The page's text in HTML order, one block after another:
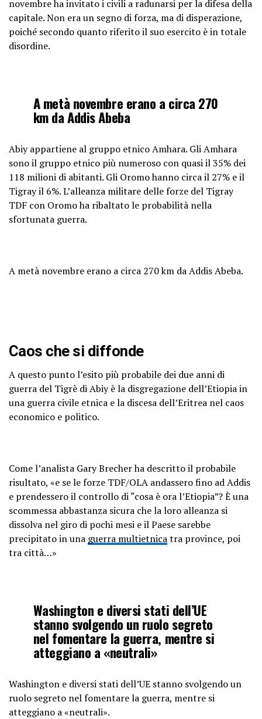
novembre ha invitato i civili a radunarsi per la difesa della
capitale. Non era un segno di forza, ma di disperazione,
poiché secondo quanto riferito il suo esercito è in totale
disordine.
A metà novembre erano a circa 270
km da Addis Abeba
Abiy appartiene al gruppo etnico Amhara. Gli Amhara
sono il gruppo etnico più numeroso con quasi il 35% dei
118 milioni di abitanti. Gli Oromo hanno circa il 27% e il
Tigray il 6%. L’alleanza militare delle forze del Tigray
TDF con Oromo ha ribaltato le probabilità nella
sfortunata guerra.
A metà novembre erano a circa 270 km da Addis Abeba.
Caos che si diffonde
A questo punto l’esito più probabile dei due anni di
guerra del Tigrè di Abiy è la disgregazione dell’Etiopia in
una guerra civile etnica e la discesa dell’Eritrea nel caos
economico e politico.
Come l’analista Gary Brecher ha descritto il probabile
risultato, «e se le forze TDF/OLA andassero fino ad Addis
e prendessero il controllo di “cosa è ora l’Etiopia”? È una
scommessa abbastanza sicura che la loro alleanza si
dissolva nel giro di pochi mesi e il Paese sarebbe
precipitato in una guerra multietnicatra province, poi
tra città…»
Washington e diversi stati dell’UE
stanno svolgendo un ruolo segreto
nel fomentare la guerra, mentre si
atteggiano a «neutrali»
Washington e diversi stati dell’UE stanno svolgendo un
ruolo segreto nel fomentare la guerra, mentre si
atteggiano a «neutrali».